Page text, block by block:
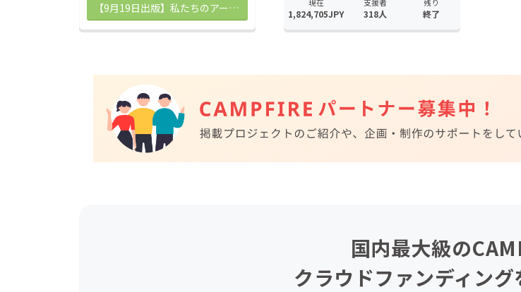
【9月19日出版】私たちのアートブック第二弾をお迎えする 1,824,705JPY 318人 終了
国内最大級の
クラウドファンディング